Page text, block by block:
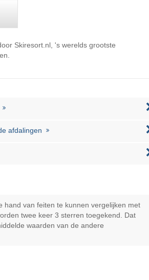
Skiresort.nl, 's werelds grootste
afdalingen
hand van feiten te kunnen vergelijken met
twee keer 3 sterren toegekend. Dat
waarden van de andere